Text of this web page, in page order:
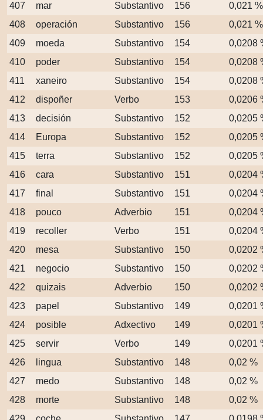
407
mar Substantivo 156
0,021 %
408
operación Substantivo 156
0,021 %
409
moeda Substantivo 154
0,0208
410
poder Substantivo 154
0,0208
411
xaneiro Substantivo 154
0,0208
412
dispoñer Verbo 153
0,0206
413
decisión Substantivo 152
0,0205
414
Europa Substantivo 152
0,0205
415
terra Substantivo 152
0,0205
416
cara Substantivo 151
0,0204
417
final Substantivo 151
0,0204
418
pouco Adverbio 151
0,0204
419
recoller Verbo 151
0,0204
420
mesa Substantivo 150
0,0202
421
negocio Substantivo 150
0,0202
422
quizais Adverbio 150
0,0202
423
papel Substantivo 149
0,0201
424
posible Adxectivo 149
0,0201
425
servir Verbo 149
0,0201
426
lingua Substantivo 148
0,02 %
427
medo Substantivo 148
0,02 %
428
morte Substantivo 148
0,02 %